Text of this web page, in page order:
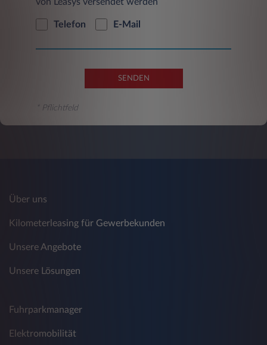
von Leasys versendet werden
Telefon E-Mail
SENDEN
* Pflichtfeld
Über uns
Kilometerleasing für Gewerbekunden
Unsere Angebote
Unsere Lösungen
Fuhrparkmanager
Elektromobilität